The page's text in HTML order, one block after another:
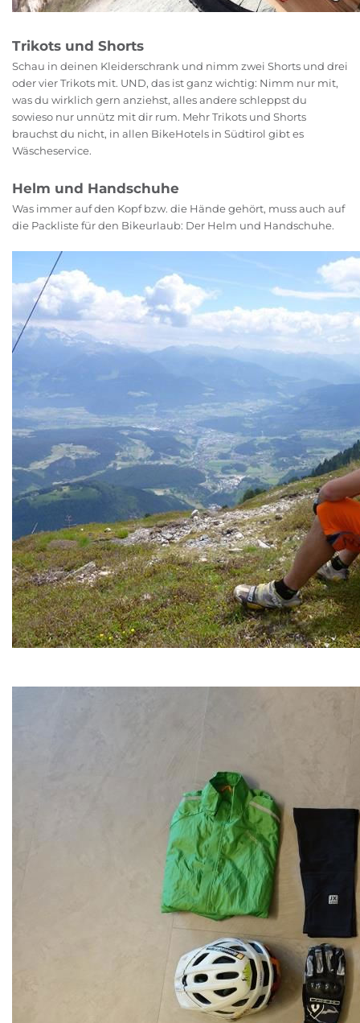
Trikots und Shorts
Schau in deinen Kleiderschrank und nimm zwei Shorts und drei
oder vier Trikots mit. UND, das ist ganz wichtig: Nimm nur mit,
was du wirklich gern anziehst, alles andere schleppst du
sowieso nur unnütz mit dir rum. Mehr Trikots und Shorts
brauchst du nicht, in allen BikeHotels in Südtirol gibt es
Wäscheservice.
Helm und Handschuhe
Was immer auf den Kopf bzw. die Hände gehört, muss auch auf
die Packliste für den Bikeurlaub: Der Helm und Handschuhe.